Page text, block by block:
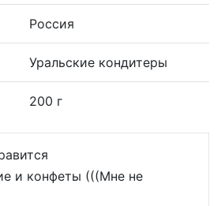
Россия
Уральские кондитеры
200 г
и конфеты (((Мне не